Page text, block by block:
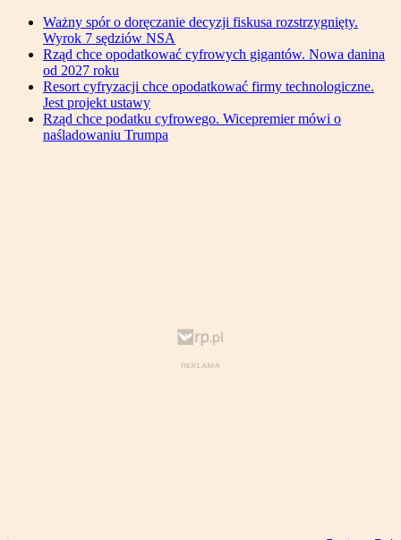
Ważny spór o doręczanie decyzji fiskusa rozstrzygnięty.
Wyrok 7 sędziów NSA
Rząd chce opodatkować cyfrowych gigantów. Nowa danina
od 2027 roku
Resort cyfryzacji chce opodatkować firmy technologiczne.
Jest projekt ustawy
Rząd chce podatku cyfrowego. Wicepremier mówi o
naśladowaniu Trumpa